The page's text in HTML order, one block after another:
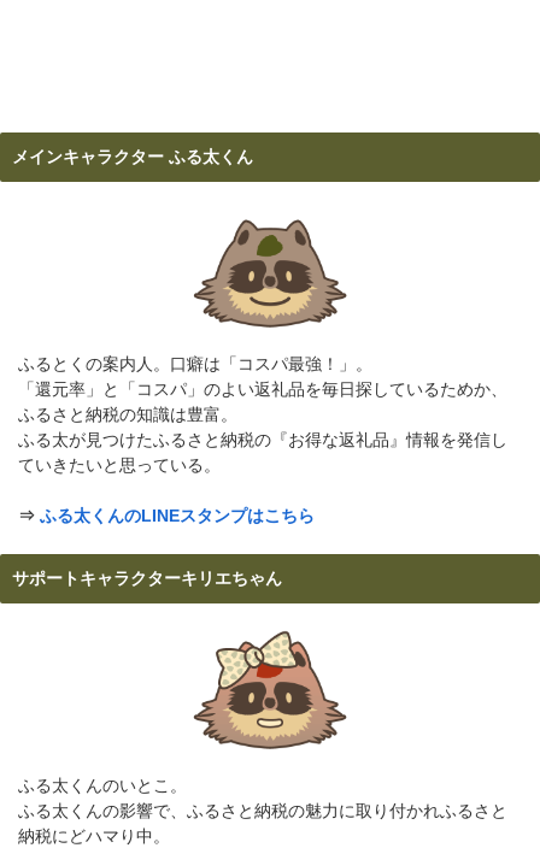
メインキャラクター ふる太くん
ふるとくの案内人。口癖は「コスパ最強！」。
「還元率」と「コスパ」のよい返礼品を毎日探しているためか、
ふるさと納税の知識は豊富。
ふる太が見つけたふるさと納税の『お得な返礼品』情報を発信し
ていきたいと思っている。
⇒ ふる太くんのLINEスタンプはこちら
サポートキャラクターキリエちゃん
ふる太くんのいとこ。
ふる太くんの影響で、ふるさと納税の魅力に取り付かれふるさと
納税にどハマり中。